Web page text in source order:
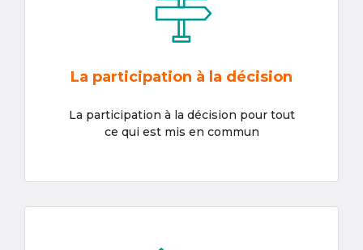
La participation à la décision
La participation à la décision pour tout
ce qui est mis en commun